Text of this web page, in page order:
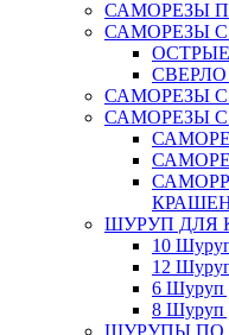
САМОРЕЗЫ
САМОРЕЗЫ
САМОРЕЗЫ
САМОРЕЗЫ
ШУРУП ДЛЯ
10
12
6 Шуруп
8 Шуруп
ШУРУПЫ ПО